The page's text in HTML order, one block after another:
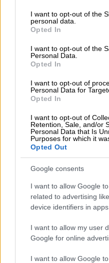
not limited to your visit or
grant or deny consent to
use your data for below
consent section.
I want to opt-out of the
personal data.
Opted In
I want to opt-out of the
Personal Data.
Opted In
I want to opt-out of
Personal Data for
Opted In
I want to opt-out of
Retention, Sale, and/or
Personal Data that Is
Purposes for which it
Opted Out
Google consents
I want to allow Google
related to advertising
device identifiers in apps.
I want to allow my user
Google for online
I want to allow Google
Ελλάδα|18.01.2021 15:50
Πώς ο καφές που
σε βιοκαύσιμο και
Περίπου 40.000
πετιούνται κάθε
χώρα από καφετέριες